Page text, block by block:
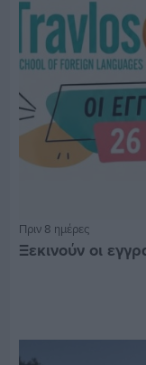
Πριν 8 ημέρες
Ξεκινούν οι